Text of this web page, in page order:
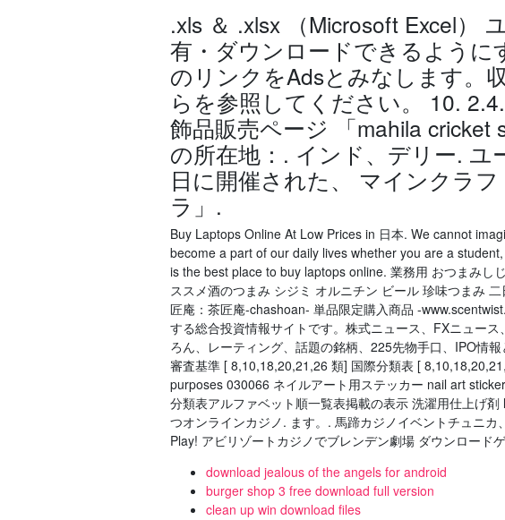
.xls ＆ .xlsx （Microsoft Excel）
有・ダウンロードできるように
のリンクをAdsとみなします。
らを参照してください。 10.
飾品販売ページ 「mahila cricket
の所在地：. インド、デリー. ユ
日に開催された、 マインクラ
ラ」.
Buy Laptops Online At Low Prices in 日本. We cannot
become a part of our daily lives whether you are a
is the best place to buy laptops online. 業務用 おつまみし
ススメ酒のつまみ シジミ オルニチン ビール 珍味つまみ
匠庵：茶匠庵-chashoan- 単品限定購入商品 -
する総合投資情報サイトです。株式ニュース、FXニュー
ろん、レーティング、話題の銘柄、225先物手口、IPO情
審査基準 [ 8,10,18,20,21,26 類] 国際分類表 [
purposes 030066 ネイルアート用ステッカー nail art
分類表アルファベット順一覧表掲載の表示 洗濯用仕上げ
つオンラインカジノ. ます。. 馬蹄カジノイベントチュニ
Play! アビリゾートカジノでブレンデン劇場 ダウンロード
download jealous of the angels for android
burger shop 3 free download full version
clean up win download files